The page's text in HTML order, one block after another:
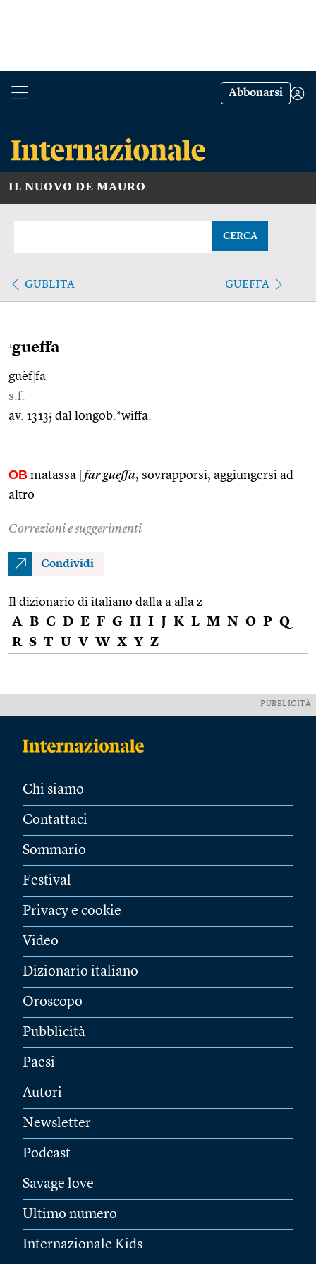
Abbonarsi
IL NUOVO DE MAURO
CERCA
GUBLITA GUEFFA
1gueffa
guèf|fa
s.f.
av. 1313; dal longob.*wiffa.
OB matassa far gueffa, sovrapporsi, aggiungersi ad
altro
Correzioni e suggerimenti
Condividi
Il dizionario di italiano dalla a alla z
A B C D E F G H I J K L M N O P Q
R S T U V W X Y Z
PUBBLICITÀ
Chi siamo
Contattaci
Sommario
Festival
Privacy e cookie
Video
Dizionario italiano
Oroscopo
Pubblicità
Paesi
Autori
Newsletter
Podcast
Savage love
Ultimo numero
Internazionale Kids